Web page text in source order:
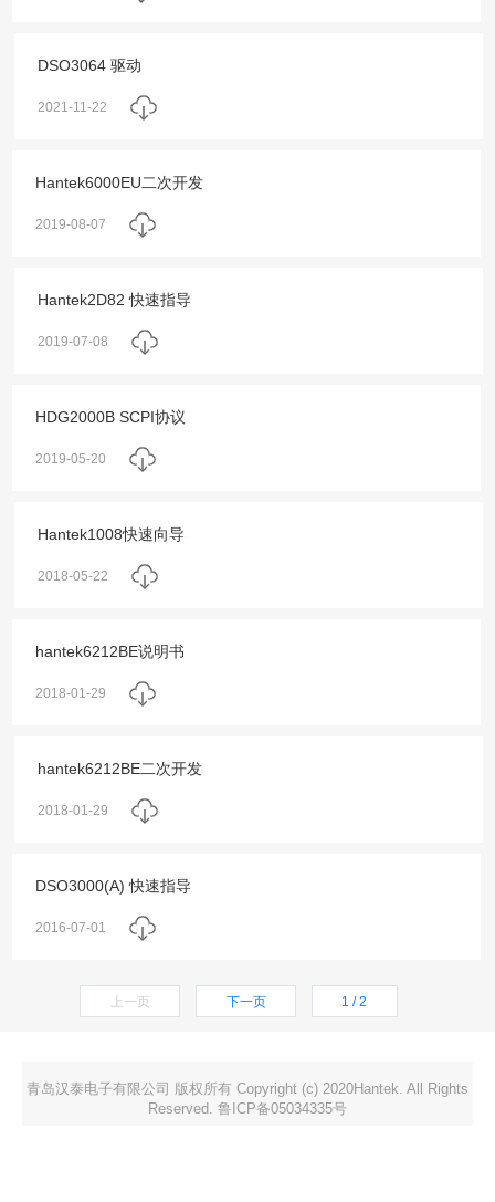
DSO3064 驱动
2021-11-22
Hantek6000EU二次开发
2019-08-07
Hantek2D82 快速指导
2019-07-08
HDG2000B SCPI协议
2019-05-20
Hantek1008快速向导
2018-05-22
hantek6212BE说明书
2018-01-29
hantek6212BE二次开发
2018-01-29
DSO3000(A) 快速指导
2016-07-01
上一页 下一页 1 / 2
青岛汉泰电子有限公司 版权所有 Copyright (c) 2020Hantek. All Rights
Reserved. 鲁ICP备05034335号